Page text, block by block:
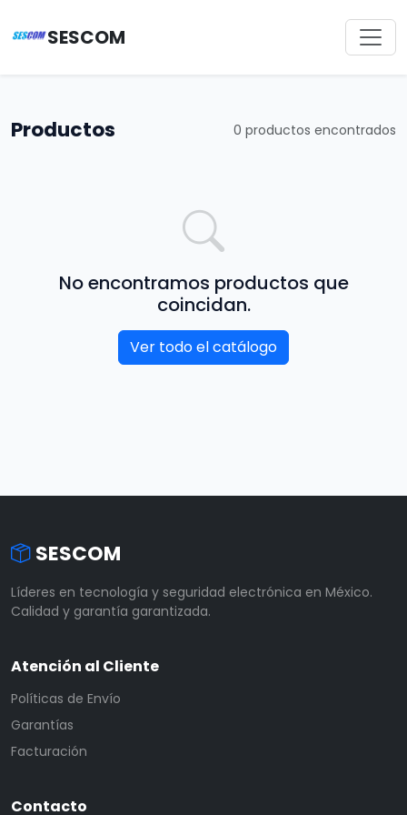
SESCOM
Productos 0 productos encontrados
No encontramos productos que
coincidan.
Ver todo el catálogo
SESCOM
Líderes en tecnología y seguridad electrónica en México.
Calidad y garantía garantizada.
Atención al Cliente
Políticas de Envío
Garantías
Facturación
Contacto